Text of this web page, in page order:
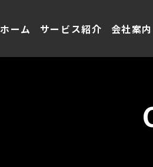
ホーム サービス紹介 会社案内